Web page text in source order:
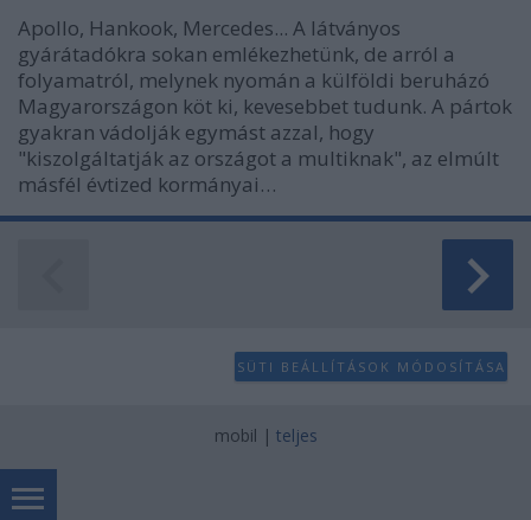
Apollo, Hankook, Mercedes... A látványos
gyárátadókra sokan emlékezhetünk, de arról a
folyamatról, melynek nyomán a külföldi beruházó
Magyarországon köt ki, kevesebbet tudunk. A pártok
gyakran vádolják egymást azzal, hogy
"kiszolgáltatják az országot a multiknak", az elmúlt
másfél évtized kormányai…
SÜTI BEÁLLÍTÁSOK MÓDOSÍTÁSA
mobil | teljes